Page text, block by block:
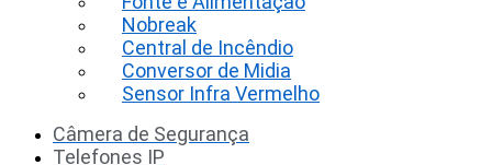
Nobreak
Central de Incêndio
Conversor de Midia
Sensor Infra Vermelho
Câmera de Segurança
Telefones IP